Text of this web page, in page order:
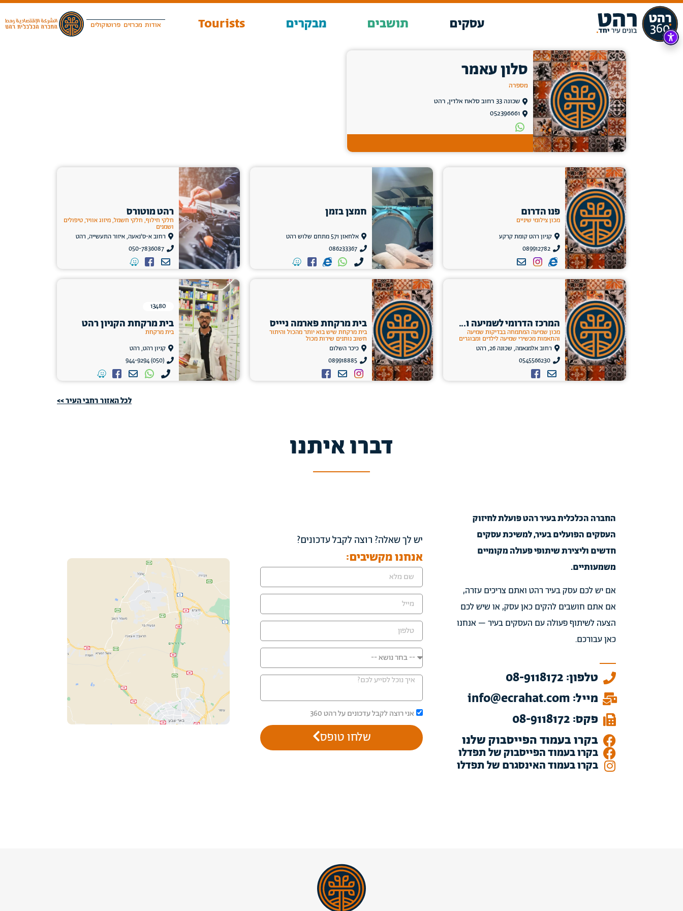
עסקים תושבים מבקרים Tourists אודות מכרזים פרוטוקולים
סלון עאמר
מספרה
שכונה 33 רחוב סלאח אלדין, רהט
052396661
פנו הדרום
מכון צילומי שיניים
קניון רהט קומת קרקע
089912782
חמצן בזמן
אלחאזן 571 מתחם שלוש רהט
086233367
רהט מוטורס
חלקי חילוף, חלקי חשמל, מיזוג אוויר, טיפולים
ושמנים
רחוב א-ס'נאעה, איזור התעשייה, רהט
050-7836087
המרכז הדרומי לשמיעה ו...
מכון שמיעה המתמחה בבדיקות שמיעה
והתאמות מכשירי שמיעה לילדים ומבוגרים
רחוב אלמנאמה, שכונה 26, רהט
0545566230
בית מרקחת פארמה ניייס
בית מרקחת שיש בוא יותר מהכול והיתור
חשוב נותנים שירות מכול
כיכר השלום
089918885
13480
בית מרקחת הקניון רהט
בית מרקחת
קניון רהט, רהט
(050) 944-9294
לכל האזור רחבי העיר >>
דברו איתנו
החברה הכלכלית בעיר רהט פועלת לחיזוק
העסקים הפועלים בעיר, למשיכת עסקים
חדשים וליצירת שיתופי פעולה מקומיים
משמעותיים.
אם יש לכם עסק בעיר רהט ואתם צריכים עזרה,
אם אתם חושבים להקים כאן עסק, או שיש לכם
הצעה לשיתוף פעולה עם העסקים בעיר – אנחנו
כאן עבורכם.
טלפון: 08-9118172
מייל: info@ecrahat.com
פקס: 08-9118172
בקרו בעמוד הפייסבוק שלנו
בקרו בעמוד הפייסבוק של תפדלו
בקרו בעמוד האינסגרם של תפדלו
יש לך שאלה? רוצה לקבל עדכונים?
אנחנו מקשיבים:
אני רוצה לקבל עדכונים על רהט 360
שלחו טופס